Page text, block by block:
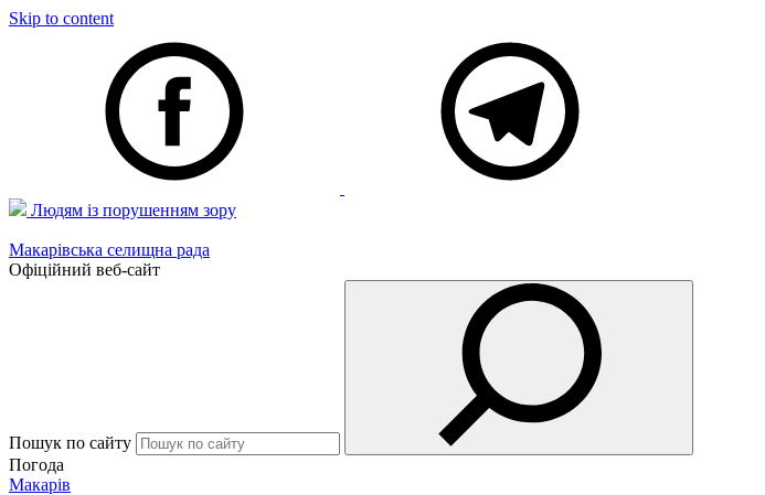
Skip to content
Людям із порушенням зору
Макарівська селищна рада
Офіційний веб-сайт
Пошук по сайту
Погода
Макарів